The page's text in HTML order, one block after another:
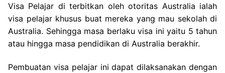
Visa Pelajar di terbitkan oleh otoritas Australia ialah
visa pelajar khusus buat mereka yang mau sekolah di
Australia. Sehingga masa berlaku visa ini yaitu 5 tahun
atau hingga masa pendidikan di Australia berakhir.
Pembuatan visa pelajar ini dapat dilaksanakan dengan